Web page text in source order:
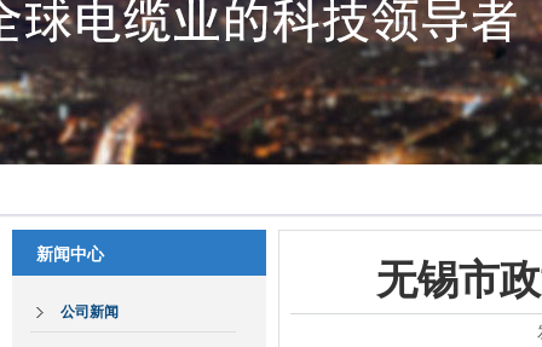
新闻中心
公司新闻
无锡市